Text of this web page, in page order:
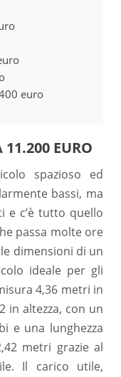
euro
EURO
spazioso ed
bassi, ma
e c’è tutto quello
passa molte ore
dimensioni di un
ideale per gli
4,36 metri in
in altezza, con un
e una lunghezza
metri grazie al
Il carico utile,